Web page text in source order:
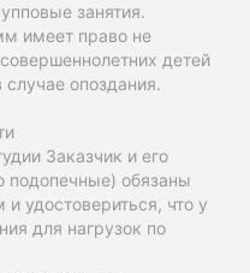
занятия.
имеет право не
детей
опоздания.
Заказчик и его
подопечные) обязаны
удостовериться, что у
для нагрузок по